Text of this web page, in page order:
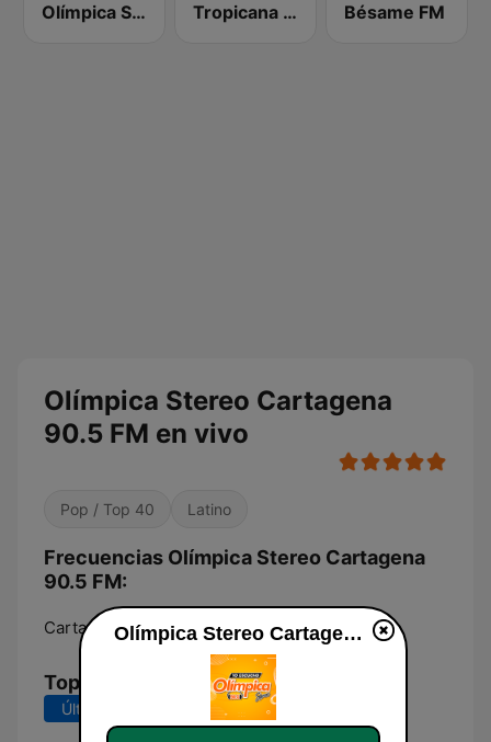
Olímpica Stereo Montería 90.5 FM Tropicana Bogotá Bésame FM
Olímpica Stereo Cartagena
90.5 FM en vivo
Pop / Top 40 Latino
Frecuencias Olímpica Stereo Cartagena
90.5 FM:
Cartagena: 90.5 FM
Top Canciones
Últimos 7 días Últimos 30 días
Olímpica Stereo Cartagena 90.5 FM en vivo